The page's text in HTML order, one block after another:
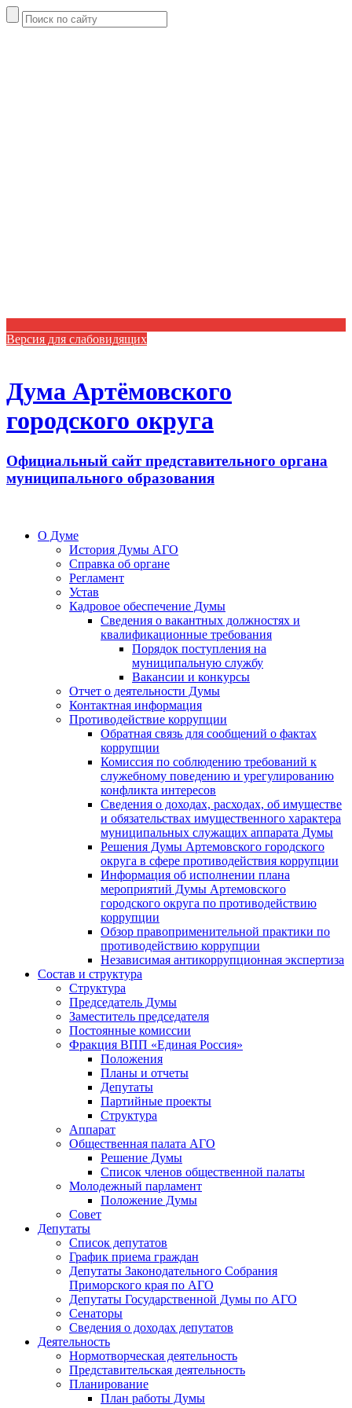
Версия для слабовидящих
Дума Артёмовского
городского округа
Официальный сайт представительного органа
муниципального образования
О Думе
История Думы АГО
Справка об органе
Регламент
Устав
Кадровое обеспечение Думы
Сведения о вакантных должностях и
квалификационные требования
Порядок поступления на
муниципальную службу
Вакансии и конкурсы
Отчет о деятельности Думы
Контактная информация
Противодействие коррупции
Обратная связь для сообщений о фактах
коррупции
Комиссия по соблюдению требований к
служебному поведению и урегулированию
конфликта интересов
Сведения о доходах, расходах, об имуществе
и обязательствах имущественного характера
муниципальных служащих аппарата Думы
Решения Думы Артемовского городского
округа в сфере противодействия коррупции
Информация об исполнении плана
мероприятий Думы Артемовского
городского округа по противодействию
коррупции
Обзор правоприменительной практики по
противодействию коррупции
Независимая антикоррупционная экспертиза
Состав и структура
Структура
Председатель Думы
Заместитель председателя
Постоянные комиссии
Фракция ВПП «Единая Россия»
Положения
Планы и отчеты
Депутаты
Партийные проекты
Структура
Аппарат
Общественная палата АГО
Решение Думы
Список членов общественной палаты
Молодежный парламент
Положение Думы
Совет
Депутаты
Список депутатов
График приема граждан
Депутаты Законодательного Собрания
Приморского края по АГО
Депутаты Государственной Думы по АГО
Сенаторы
Сведения о доходах депутатов
Деятельность
Нормотворческая деятельность
Представительская деятельность
Планирование
План работы Думы